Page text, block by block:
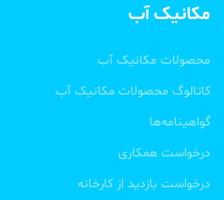
مکانیک آب
محصولات مکانیک آب
کاتالوگ محصولات مکانیک آب
گواهینامه‌ها
درخواست همکاری
درخواست بازدید از کارخانه